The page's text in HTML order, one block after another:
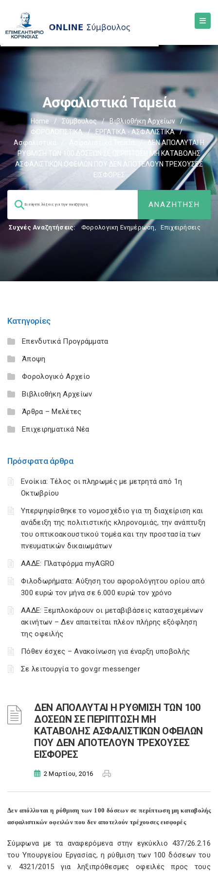
Ασφαλιστικά Ταμεία
Home / Σύμβουλος / Βιβλιοθήκη Αρχείων
/
ΦΟΡΟΛΟΓΙΣΤΙΚΑ
/ ΕΡΓΑΤΙΚΑ - ΑΣΦΑΛΙΣΤΙΚΑ
/
Ασφαλιστικά
Ασφαλιστικά Ταμεία /
ΔΕΝ ΑΠΟΛΛΥΤΑΙ Η
ΡΥΘΜΙΣΗ ΤΩΝ 100 ΔΟΣΕΩΝ ΣΕ ΠΕΡΙΠΤΩΣΗ ΜΗ ΚΑΤΑΒΟΛΗΣ
ΑΣΦΑΛΙΣΤΙΚΩΝ ΟΦΕΙΛΩΝ ΠΟΥ ΔΕΝ ΑΠΟΤΕΛΟΥΝ ΤΡΕΧΟΥΣΕΣ
ΕΙΣΦΟΡΕΣ
Συχνές Αναζητήσεις: Φορολογικη Ενημέρωση, Επιχειρήσεις
Κατηγορίες
Επενδυτικά Προγράμματα
Άποψη
Φορολογικό Αρχείο
Βιβλιοθήκη Αρχείων
Άρθρα – Μελέτες
Επιχειρηματικά Νέα
Πρόσφατα άρθρα
Ενοίκια: Τέλος οι πληρωμές με μετρητά από 1η
Οκτωβρίου
Υπερψηφίσθηκε το νομοσχέδιο για τη διαχείριση και
ανάδειξη της πολιτιστικής κληρονομιάς, την ανάπτυξη
του οπτικοακουστικού τομέα και την προστασία των
πνευματικών δικαιωμάτων
ΑΑΔΕ: Πλατφόρμα myAGRO
Φιλοδωρήματα: Αύξηση του αφορολόγητου ορίου από
300 ευρώ τον μήνα σε 6.000 ευρώ τον χρόνο
ΑΑΔΕ: Ξεμπλοκάρουν οι μεταβιβάσεις κατασχεμένων
ακινήτων – Δεν απαιτείται πλέον πλήρης εξόφληση
της οφειλής
Πόθεν έσχες – Ανακοίνωση για έναρξη υποβολής
Σε λειτουργία το gov.gr messenger
ΔΕΝ ΑΠΟΛΛΥΤΑΙ Η ΡΥΘΜΙΣΗ ΤΩΝ 100
ΔΟΣΕΩΝ ΣΕ ΠΕΡΙΠΤΩΣΗ ΜΗ
ΚΑΤΑΒΟΛΗΣ ΑΣΦΑΛΙΣΤΙΚΩΝ ΟΦΕΙΛΩΝ
ΠΟΥ ΔΕΝ ΑΠΟΤΕΛΟΥΝ ΤΡΕΧΟΥΣΕΣ
ΕΙΣΦΟΡΕΣ
2 Μαρτίου, 2016
Δεν απόλλυται η ρύθμιση των 100 δόσεων σε περίπτωση μη καταβολής
ασφαλιστικών οφειλών που δεν αποτελούν τρέχουσες εισφορές
Σύμφωνα με τα αναφερόμενα στην εγκύκλιο 437/26.2.16
του Υπουργείου Εργασίας, η ρύθμιση των 100 δόσεων του
ν. 4321/2015 για ληξιπρόθεσμες οφειλές προς τους